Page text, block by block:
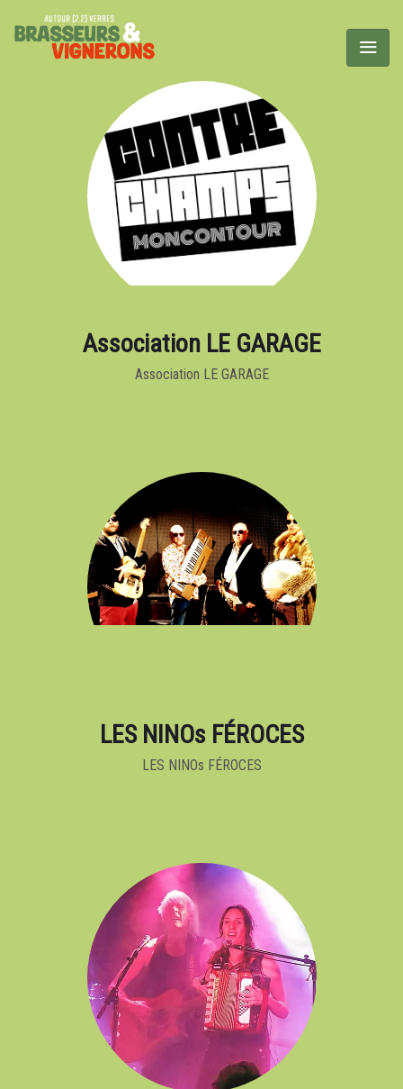
Association LE GARAGE
Association LE GARAGE
LES NINOs FÉROCES
LES NINOs FÉROCES